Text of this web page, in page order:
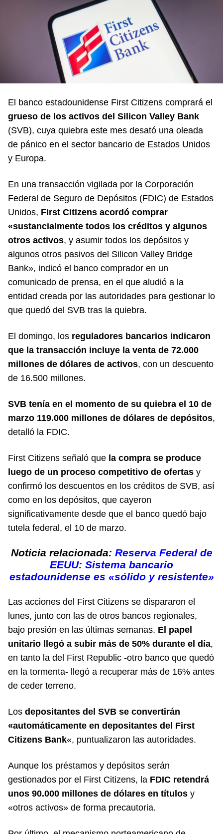
El banco estadounidense First Citizens comprará el
grueso de los activos del Silicon Valley Bank
(SVB), cuya quiebra este mes desató una oleada
de pánico en el sector bancario de Estados Unidos
y Europa.
En una transacción vigilada por la Corporación
Federal de Seguro de Depósitos (FDIC) de Estados
Unidos, First Citizens acordó comprar
«sustancialmente todos los créditos y algunos
otros activos, y asumir todos los depósitos y
algunos otros pasivos del Silicon Valley Bridge
Bank», indicó el banco comprador en un
comunicado de prensa, en el que aludió a la
entidad creada por las autoridades para gestionar lo
que quedó del SVB tras la quiebra.
El domingo, los reguladores bancarios indicaron
que la transacción incluye la venta de 72.000
millones de dólares de activos, con un descuento
de 16.500 millones.
SVB tenía en el momento de su quiebra el 10 de
marzo 119.000 millones de dólares de depósitos,
detalló la FDIC.
First Citizens señaló que la compra se produce
luego de un proceso competitivo de ofertas y
confirmó los descuentos en los créditos de SVB, así
como en los depósitos, que cayeron
significativamente desde que el banco quedó bajo
tutela federal, el 10 de marzo.
Noticia relacionada: Reserva Federal de
EEUU: Sistema bancario
estadounidense es «sólido y resistente»
Las acciones del First Citizens se dispararon el
lunes, junto con las de otros bancos regionales,
bajo presión en las últimas semanas. El papel
unitario llegó a subir más de 50% durante el día,
en tanto la del First Republic -otro banco que quedó
en la tormenta- llegó a recuperar más de 16% antes
de ceder terreno.
Los depositantes del SVB se convertirán
«automáticamente en depositantes del First
Citizens Bank«, puntualizaron las autoridades.
Aunque los préstamos y depósitos serán
gestionados por el First Citizens, la FDIC retendrá
unos 90.000 millones de dólares en títulos y
«otros activos» de forma precautoria.